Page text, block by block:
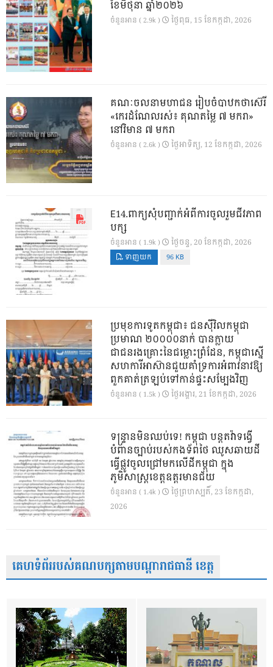
ខែមិថុនា ឆ្នាំ២០២៦
ចំនួនអាន ( 2.9k ) ថ្ងៃ​ពុធ, 15 ខែ​កក្កដា, 2026
គណៈចលនាមហាជន រៀបចំបាឋកថាស៊េរី
«កេរដំណែលរស់៖ គុណតម្លៃ ៧ មករា»
នៅវិមាន ៧ មករា
ចំនួនអាន ( 2.6k ) ថ្ងៃ​អាទិត្យ, 12 ខែ​កក្កដា, 2026
E14.ពាក្យសុំបញ្ជាក់អំពីការចូលរួមជីវភាព
បក្ស
ចំនួនអាន ( 1.9k ) ថ្ងៃ​ចន្ទ, 20 ខែ​កក្កដា, 2026
ទាញយក 96 KB
ប្រមុខការទូតកម្ពុជា៖ ជនស៊ីវិលកម្ពុជា
ប្រមាណ ២០០០០នាក់ បានក្លាយ
ជាជនរងគ្រោះនៃជម្លោះព្រំដែន, កម្ពុជាស្នើ
សហការីអាស៊ានជួយគាំទ្រការអំពាវនាវឱ្យ
ពួកគាត់ត្រឡប់ទៅកាន់ផ្ទះសម្បែងវិញ
ចំនួនអាន ( 1.5k ) ថ្ងៃ​អង្គារ, 21 ខែ​កក្កដា, 2026
ទន្ទ្រានមិនឈប់ទេ! កម្ពុជា បន្តតវ៉ាទង្វើ
បំពានច្បាប់របស់កងទ័ពថៃ ឈូសឆាយដី
ធ្វើផ្លូវចូលជ្រៅមកលើដីកម្ពុជា ក្នុង
ភូមិសាស្ត្រខេត្តឧត្តរមានជ័យ
ចំនួនអាន ( 1.4k )
ថ្ងៃ​ព្រហស្បតិ៍, 23 ខែ​កក្កដា,
2026
គេហទំព័ររបស់គណបក្សតាមបណ្តារាជធានី ខេត្ត